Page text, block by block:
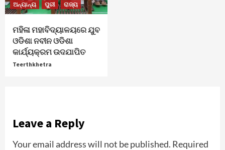
ଅନ୍ୟାନ୍ୟ ପୁରୀ ରାଜ୍ୟ
ମହିଳା ମହାବିଦ୍ୟାଳୟରେ ଯୁବ
ଓଡିଶା ନବୀନ ଓଡିଶା
କାର୍ଯ୍ୟକ୍ରମ ଉଦଯାପିତ
Teerthkhetra
Leave a Reply
Your email address will not be published. Required